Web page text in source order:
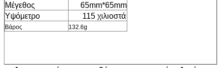
Μέγεθος
65mm*65mm
Υψόμετρο
115 χιλιοστά
Βάρος 132.6g